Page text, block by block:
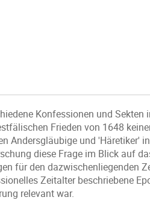
Konfessionen und
Frieden von 1648
Andersgläubige und 'Häretiker'
diese Frage im Blick auf
für den dazwischenliegenden
Zeitalter beschriebene
relevant war.